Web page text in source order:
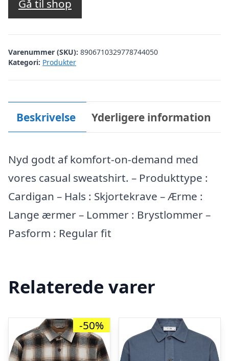
Gå til shop
Varenummer (SKU): 8906710329778744050
Kategori: Produkter
Beskrivelse Yderligere information
Nyd godt af komfort-on-demand med
vores casual sweatshirt. – Produkttype :
Cardigan – Hals : Skjortekrave – Ærme :
Lange ærmer – Lommer : Brystlommer –
Pasform : Regular fit
Relaterede varer
-50%